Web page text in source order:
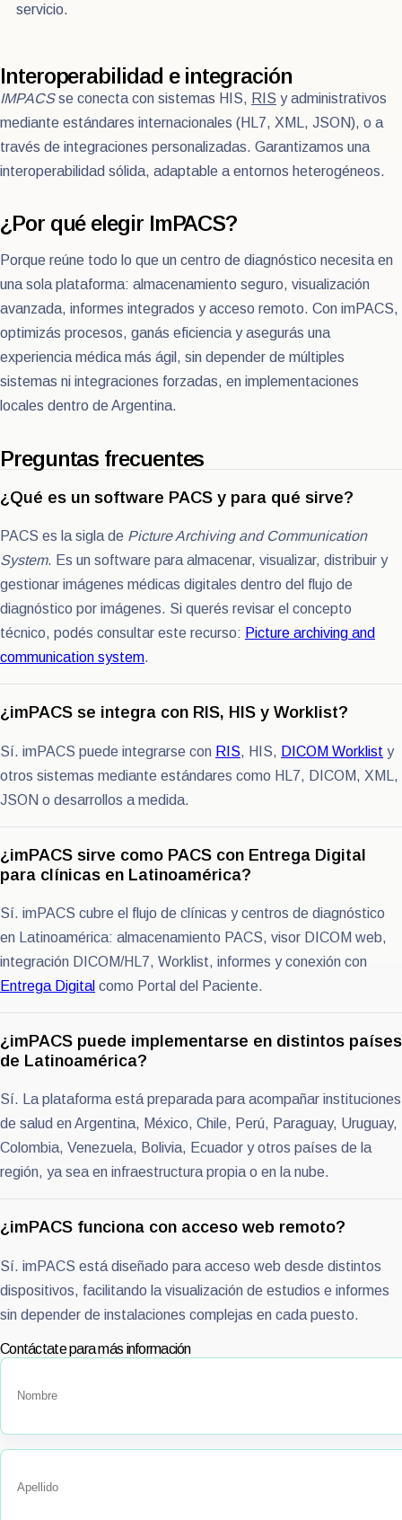
servicio.
Interoperabilidad e integración
IMPACSse conecta con sistemas HIS, RIS y administrativos
mediante estándares internacionales (HL7, XML, JSON), o a
través de integraciones personalizadas. Garantizamos una
interoperabilidad sólida, adaptable a entornos heterogéneos.
¿Por qué elegir ImPACS?
Porque reúne todo lo que un centro de diagnóstico necesita en
una sola plataforma: almacenamiento seguro, visualización
avanzada, informes integrados y acceso remoto. Con imPACS,
optimizás procesos, ganás eficiencia y asegurás una
experiencia médica más ágil, sin depender de múltiples
sistemas ni integraciones forzadas, en implementaciones
locales dentro de Argentina.
Preguntas frecuentes
¿Qué es un software PACS y para qué sirve?
PACS es la sigla de Picture Archiving and Communication
System. Es un software para almacenar, visualizar, distribuir y
gestionar imágenes médicas digitales dentro del flujo de
diagnóstico por imágenes. Si querés revisar el concepto
técnico, podés consultar este recurso: Picture archiving and
communication system.
¿imPACS se integra con RIS, HIS y Worklist?
Sí. imPACS puede integrarse con RIS, HIS, DICOM Worklist y
otros sistemas mediante estándares como HL7, DICOM, XML,
JSON o desarrollos a medida.
¿imPACS sirve como PACS con Entrega Digital
para clínicas en Latinoamérica?
Sí. imPACS cubre el flujo de clínicas y centros de diagnóstico
en Latinoamérica: almacenamiento PACS, visor DICOM web,
integración DICOM/HL7, Worklist, informes y conexión con
Entrega Digital como Portal del Paciente.
¿imPACS puede implementarse en distintos países
de Latinoamérica?
Sí. La plataforma está preparada para acompañar instituciones
de salud en Argentina, México, Chile, Perú, Paraguay, Uruguay,
Colombia, Venezuela, Bolivia, Ecuador y otros países de la
región, ya sea en infraestructura propia o en la nube.
¿imPACS funciona con acceso web remoto?
Sí. imPACS está diseñado para acceso web desde distintos
dispositivos, facilitando la visualización de estudios e informes
sin depender de instalaciones complejas en cada puesto.
Contáctate para más información